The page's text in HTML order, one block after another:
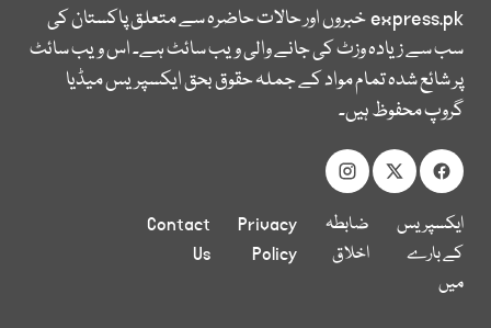
express.pkخبروں اور حالات حاضرہ سے متعلق پاکستان کی
سب سے زیادہ وزٹ کی جانے والی ویب سائٹ ہے۔ اس ویب سائٹ
پر شائع شدہ تمام مواد کے جملہ حقوق بحق ایکسپریس میڈیا
گروپ محفوظ ہیں۔
ایکسپریس
کے بارے
میں
ضابطہ
اخلاق
Privacy
Policy
Contact
Us